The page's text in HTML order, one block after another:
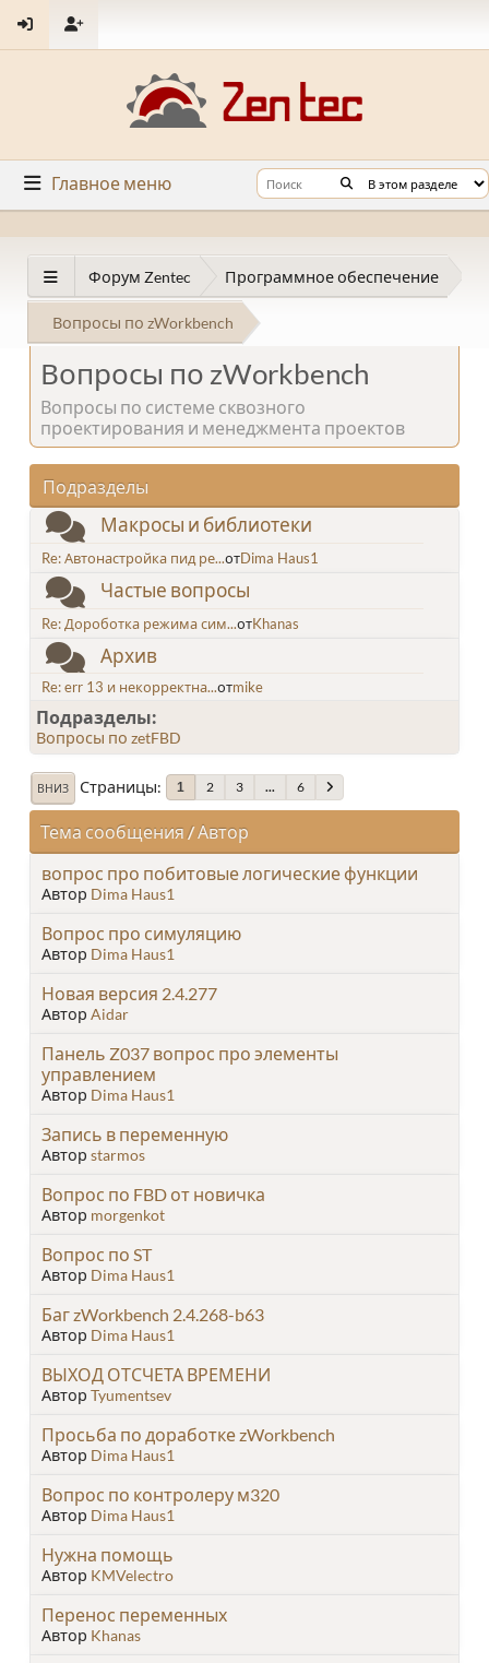
Главное меню
Форум Zentec Программное обеспечение
Вопросы по zWorkbench
Вопросы по zWorkbench
Вопросы по системе сквозного
проектирования и менеджмента проектов
Подразделы
Макросы и библиотеки
Re: Автонастройка пид ре...отDima Haus1
Частые вопросы
Re: Дороботка режима сим...отKhanas
Архив
Re: err 13 и некорректна...отmike
Подразделы
Вопросы по zetFBD
ВНИЗ Страницы 1 2 3 ... 6
Тема сообщения /Автор
вопрос про побитовые логические функции
Автор Dima Haus1
Вопрос про симуляцию
Автор Dima Haus1
Новая версия 2.4.277
Автор Aidar
Панель Z037 вопрос про элементы
управлением
Автор Dima Haus1
Запись в переменную
Автор starmos
Вопрос по FBD от новичка
Автор morgenkot
Вопрос по ST
Автор Dima Haus1
Баг zWorkbench 2.4.268-b63
Автор Dima Haus1
ВЫХОД ОТСЧЕТА ВРЕМЕНИ
Автор Tyumentsev
Просьба по доработке zWorkbench
Автор Dima Haus1
Вопрос по контролеру м320
Автор Dima Haus1
Нужна помощь
Автор KMVelectro
Перенос переменных
Автор Khanas